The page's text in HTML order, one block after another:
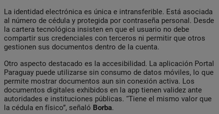
La identidad electrónica es única e intransferible. Está asociada
al número de cédula y protegida por contraseña personal. Desde
la cartera tecnológica insisten en que el usuario no debe
compartir sus credenciales con terceros ni permitir que otros
gestionen sus documentos dentro de la cuenta.
Otro aspecto destacado es la accesibilidad. La aplicación Portal
Paraguay puede utilizarse sin consumo de datos móviles, lo que
permite mostrar documentos aun sin conexión activa. Los
documentos digitales exhibidos en la app tienen validez ante
autoridades e instituciones públicas. “Tiene el mismo valor que
la cédula en físico”, señaló Borba.